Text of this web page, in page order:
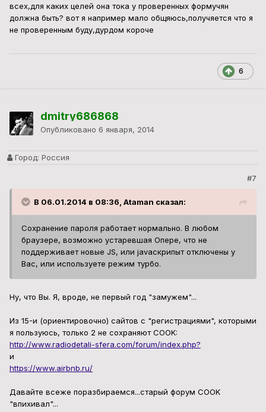
всех,для каких целей она тока у проверенных формучян
должна быть? вот я например мало общяюсь,получяется что я
не проверенным буду,дурдом короче
6
dmitry686868
Опубликовано 6 января, 2014
Город: Россия
#7
В 06.01.2014 в 08:36, Ataman сказал:
Сохранение пароля работает нормально. В любом
браузере, возможно устаревшая Опере, что не
поддерживает новые JS, или javaскрипыт отключены у
Вас, или используете режим турбо.
Ну, что Вы. Я, вроде, не первый год "замужем"...
Из 15-и (ориентировочно) сайтов с "регистрациями", которыми
я пользуюсь, только 2 не сохраняют COOK:
http://www.radiodetali-sfera.com/forum/index.php?
и
https://www.airbnb.ru/
Давайте всеже поразбираемся...старый форум COOK
"впихивал"...